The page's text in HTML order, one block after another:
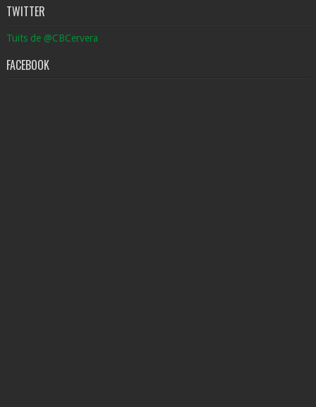
TWITTER
Tuits de @CBCervera
FACEBOOK